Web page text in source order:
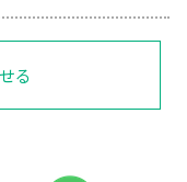
る